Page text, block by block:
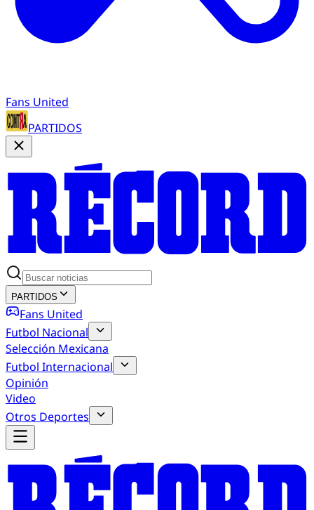
Fans United
PARTIDOS
PARTIDOS
Fans United
Futbol Nacional
Selección Mexicana
Futbol Internacional
Opinión
Video
Otros Deportes